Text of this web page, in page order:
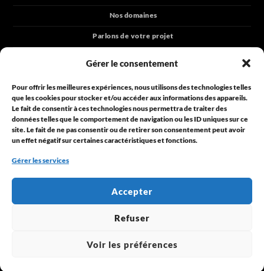
Gérer le consentement
Pour offrir les meilleures expériences, nous utilisons des technologies telles
que les cookies pour stocker et/ou accéder aux informations des appareils.
Le fait de consentir à ces technologies nous permettra de traiter des
données telles que le comportement de navigation ou les ID uniques sur ce
site. Le fait de ne pas consentir ou de retirer son consentement peut avoir
un effet négatif sur certaines caractéristiques et fonctions.
Gérer les services
Accepter
Refuser
Voir les préférences
Nos domaines
Parlons de votre projet
Lundi à vendredi
de 9h30 à 18h00
Une question ?
Contactez-nous